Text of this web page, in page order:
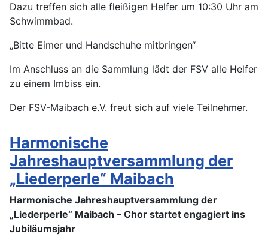
Dazu treffen sich alle fleißigen Helfer um 10:30 Uhr am
Schwimmbad.
„Bitte Eimer und Handschuhe mitbringen“
Im Anschluss an die Sammlung lädt der FSV alle Helfer
zu einem Imbiss ein.
Der FSV-Maibach e.V. freut sich auf viele Teilnehmer.
Harmonische
Jahreshauptversammlung der
„Liederperle“ Maibach
Harmonische Jahreshauptversammlung der
„Liederperle“ Maibach – Chor startet engagiert ins
Jubiläumsjahr